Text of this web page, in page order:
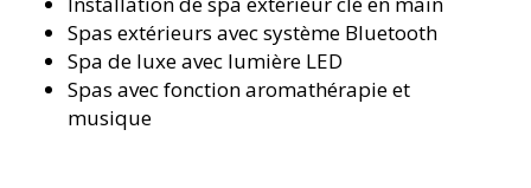
Spas extérieurs avec système Bluetooth
Spa de luxe avec lumière LED
Spas avec fonction aromathérapie et
musique